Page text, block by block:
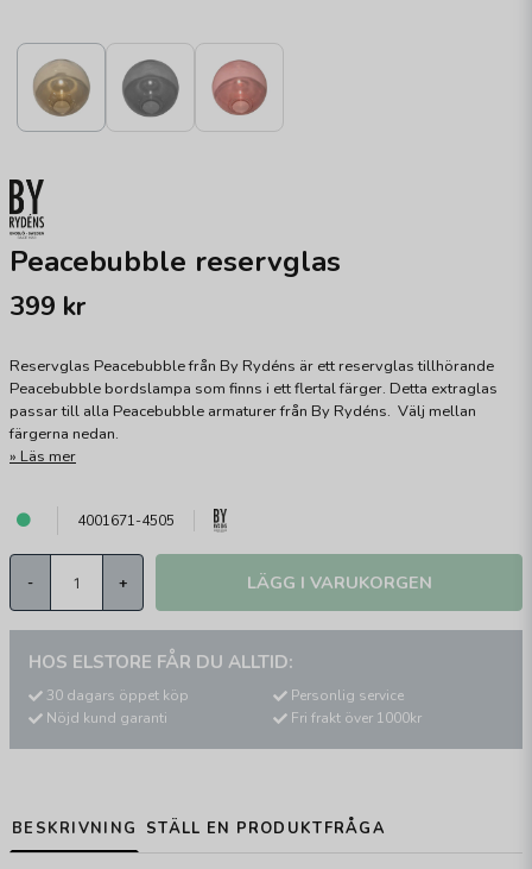
Peacebubble reservglas
399 kr
Reservglas Peacebubble från By Rydéns är ett reservglas tillhörande
Peacebubble bordslampa som finns i ett flertal färger. Detta extraglas
passar till alla Peacebubble armaturer från By Rydéns. Välj mellan
färgerna nedan.
Läs mer
4001671-4505
- + LÄGG I VARUKORGEN
HOS ELSTORE FÅR DU ALLTID:
30 dagars öppet köp
Nöjd kund garanti
Personlig service
Fri frakt över 1000kr
BESKRIVNING STÄLL EN PRODUKTFRÅGA